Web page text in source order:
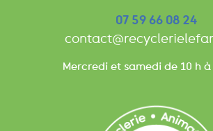
07 59 66 08 24
Mercredi et samedi de 10 h à